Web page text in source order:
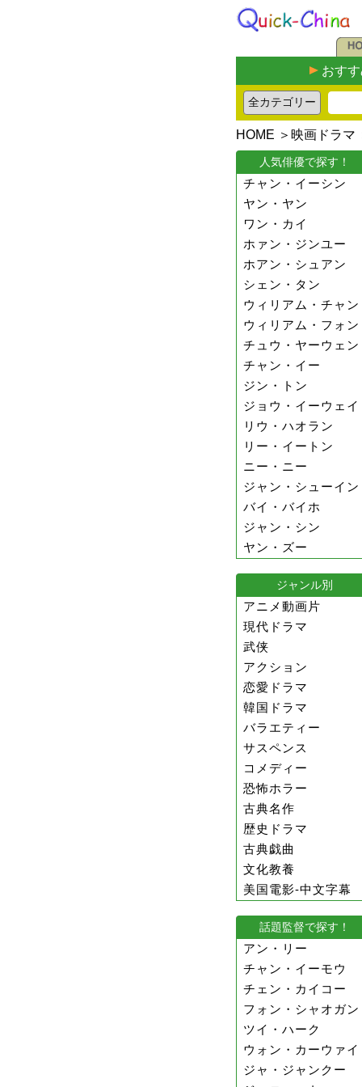
おす
HOME ＞ 映画ドラマ
人気俳優で探す！
チャン・イーシン
ヤン・ヤン
ワン・カイ
ホァン・ジンユー
ホアン・シュアン
シェン・タン
ウィリアム・チャン
ウィリアム・フォン
チュウ・ヤーウェン
チャン・イー
ジン・トン
ジョウ・イーウェイ
リウ・ハオラン
リー・イートン
ニー・ニー
ジャン・シューイン
バイ・バイホ
ジャン・シン
ヤン・ズー
ジャンル別
アニメ動画片
現代ドラマ
武侠
アクション
恋愛ドラマ
韓国ドラマ
バラエティー
サスペンス
コメディー
恐怖ホラー
古典名作
歴史ドラマ
古典戯曲
文化教養
美国電影-中文字幕
話題監督で探す！
アン・リー
チャン・イーモウ
チェン・カイコー
フォン・シャオガン
ツイ・ハーク
ウォン・カーウァイ
ジャ・ジャンクー